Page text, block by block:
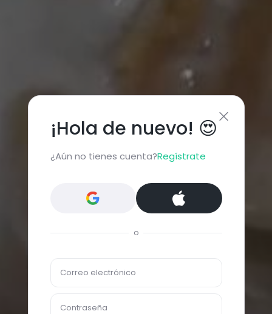
¡Hola de nuevo! 😍
¿Aún no tienes cuenta?Regístrate
o
Correo electrónico
Contraseña